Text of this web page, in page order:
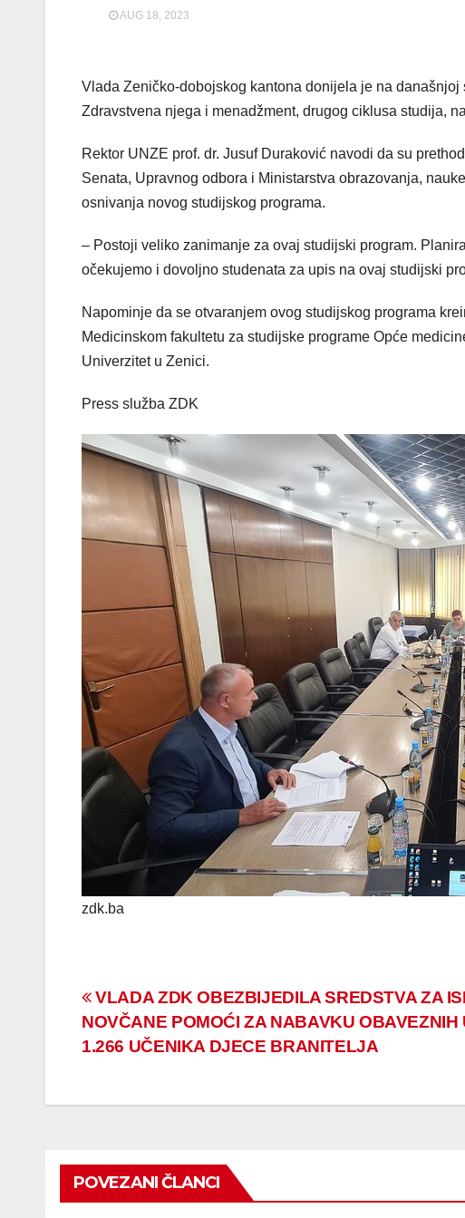
AUG 18, 2023
Vlada Zeničko-dobojskog kantona donijela je na
Zdravstvena njega i menadžment, drugog ciklusa studija,
Rektor UNZE prof. dr. Jusuf Duraković navodi da su
Senata, Upravnog odbora i Ministarstva obrazovanja,
osnivanja novog studijskog programa.
– Postoji veliko zanimanje za ovaj studijski program.
očekujemo i dovoljno studenata za upis na ovaj studijski
Napominje da se otvaranjem ovog studijskog programa
Medicinskom fakultetu za studijske programe Opće
Univerzitet u Zenici.
Press služba ZDK
zdk.ba
Navigacija
članaka
VLADA ZDK OBEZBIJEDILA SREDSTVA ZA
NOVČANE POMOĆI ZA NABAVKU OBAVEZNIH
1.266 UČENIKA DJECE BRANITELJA
POVEZANI ČLANCI